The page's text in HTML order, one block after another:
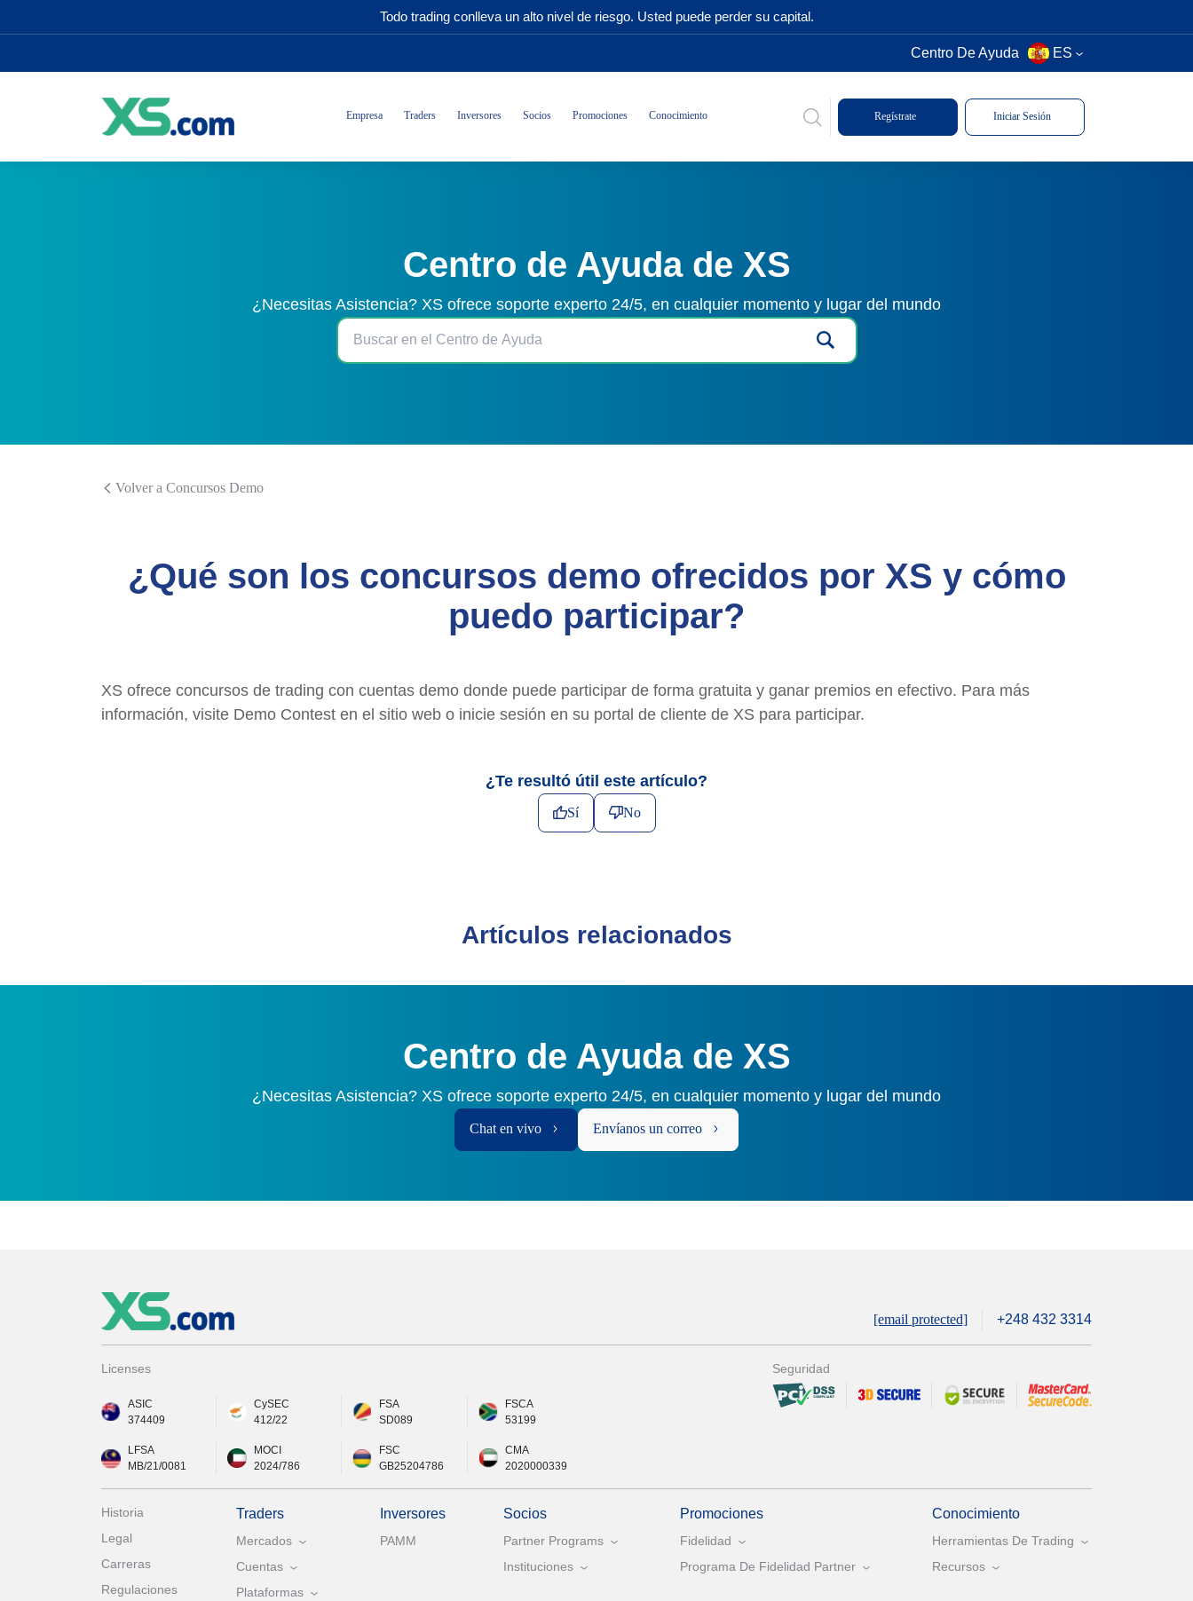
Todo trading conlleva un alto nivel de riesgo. Usted puede perder su capital.
Centro De Ayuda ES
Empresa Traders Inversores Socios Promociones Conocimiento Regístrate Iniciar Sesión
Centro de Ayuda de XS
¿Necesitas Asistencia? XS ofrece soporte experto 24/5, en cualquier momento y lugar del mundo
Volver a Concursos Demo
¿Qué son los concursos demo ofrecidos por XS y cómo
puedo participar?
XS ofrece concursos de trading con cuentas demo donde puede participar de forma gratuita y ganar premios en efectivo. Para más
información, visite Demo Contest en el sitio web o inicie sesión en su portal de cliente de XS para participar.
¿Te resultó útil este artículo?
Sí No
Artículos relacionados
Centro de Ayuda de XS
¿Necesitas Asistencia? XS ofrece soporte experto 24/5, en cualquier momento y lugar del mundo
Chat en vivo Envíanos un correo
[email protected] +248 432 3314
Licenses
ASIC
374409
CySEC
412/22
FSA
SD089
FSCA
53199
LFSA
MB/21/0081
MOCI
2024/786
FSC
GB25204786
CMA
2020000339
Seguridad
Historia
Legal
Carreras
Regulaciones
Traders
Mercados
Cuentas
Plataformas
Inversores
PAMM
Socios
Partner Programs
Instituciones
Promociones
Fidelidad
Programa De Fidelidad Partner
Conocimiento
Herramientas De Trading
Recursos